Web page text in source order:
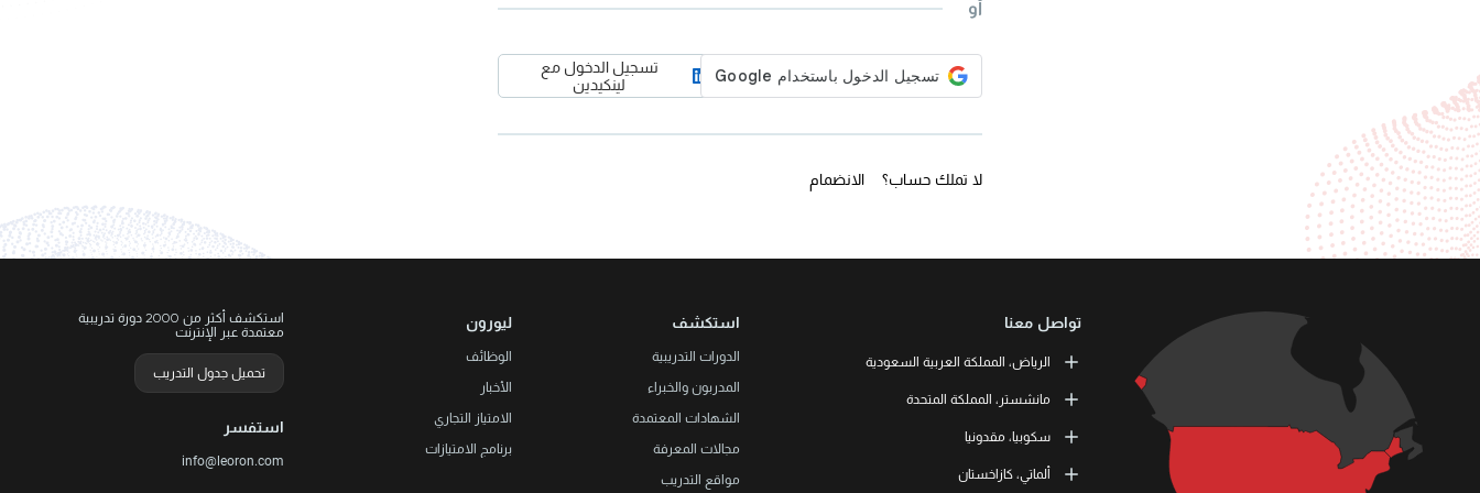
أو
تسجيل الدخول مع
لينكيدين
لا تملك حساب؟ الانضمام
تواصل معنا
الرياض، المملكة العربية السعودية
LEORON Saudi Experts Institute for Training
طريق الملك فهد، حي الرحمانية، برج القمر، الطابق
11537 الرياض، المملكة العربية السعودية
+966 11 464 4865
مانشستر، المملكة المتحدة
L3RN New Skills Co.
Office No. 2, 34 Station Road
Urmston, Manchester, England M41 9JQ UK
+44 (0) 1615138133
سكوبيا، مقدونيا
L3RN dooel
Str. 20, No 82, Cucer-Sandevo 1000 Skopje,
ألماتي، كازاخستان
استكشف
الدورات التدريبية
المدربون والخبراء
الشهادات المعتمدة
مجالات المعرفة
مواقع التدريب
ليورون
الوظائف
الأخبار
الامتياز التجاري
برنامج الامتيازات
استكشف أكثر من 2000 دورة تدريبية
معتمدة عبر الإنترنت
تحميل جدول التدريب
استفسر
info@leoron.com